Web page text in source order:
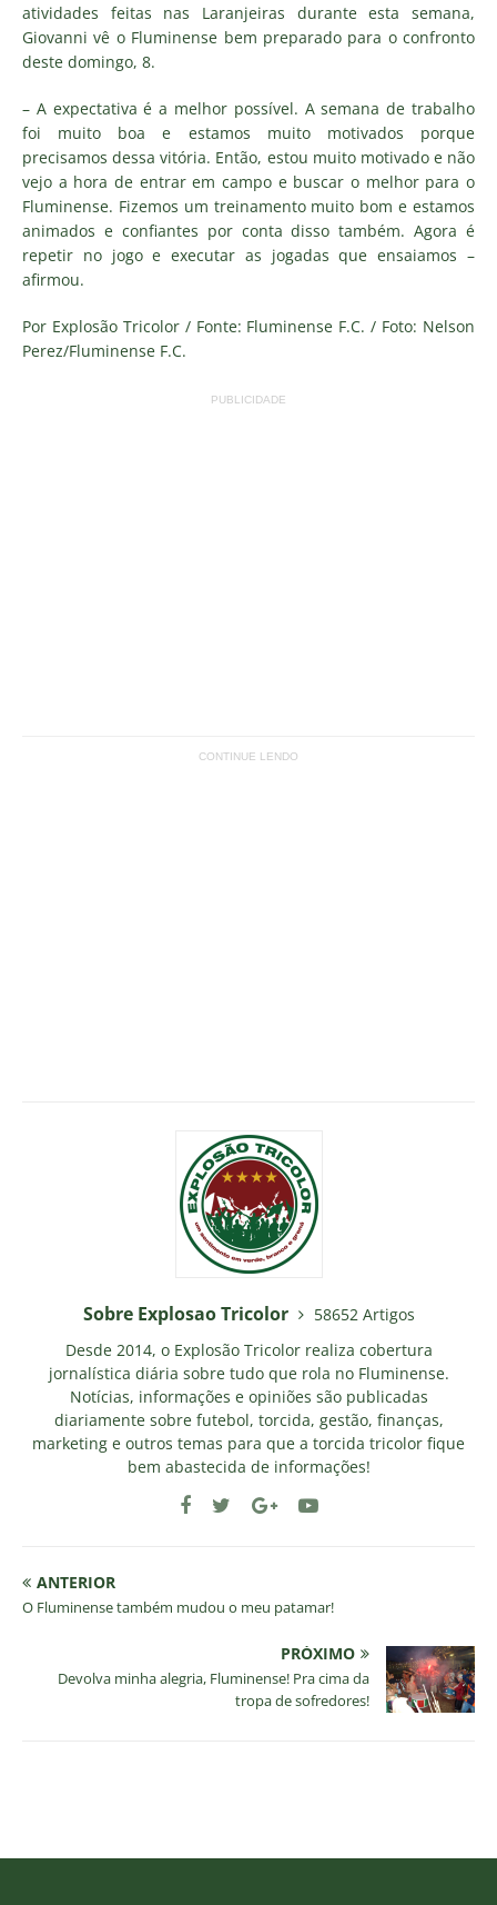
atividades feitas nas Laranjeiras durante esta semana,
Giovanni vê o Fluminense bem preparado para o confronto
deste domingo, 8.
– A expectativa é a melhor possível. A semana de trabalho
foi muito boa e estamos muito motivados porque
precisamos dessa vitória. Então, estou muito motivado e não
vejo a hora de entrar em campo e buscar o melhor para o
Fluminense. Fizemos um treinamento muito bom e estamos
animados e confiantes por conta disso também. Agora é
repetir no jogo e executar as jogadas que ensaiamos –
afirmou.
Por Explosão Tricolor / Fonte: Fluminense F.C. / Foto: Nelson
Perez/Fluminense F.C.
PUBLICIDADE
CONTINUE LENDO
Sobre Explosao Tricolor
58652 Artigos
Desde 2014, o Explosão Tricolor realiza cobertura
jornalística diária sobre tudo que rola no Fluminense.
Notícias, informações e opiniões são publicadas
diariamente sobre futebol, torcida, gestão, finanças,
marketing e outros temas para que a torcida tricolor fique
bem abastecida de informações!
ANTERIOR
O Fluminense também mudou o meu patamar!
PRÓXIMO
Devolva minha alegria, Fluminense! Pra cima da
tropa de sofredores!